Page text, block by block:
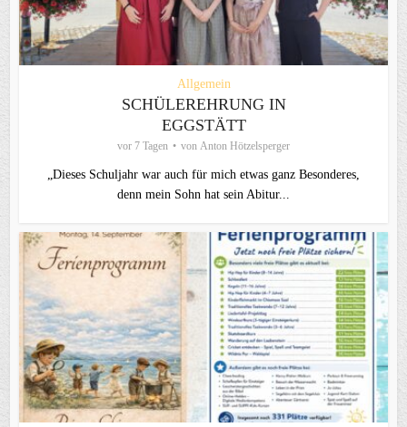
Allgemein
SCHÜLEREHRUNG IN
EGGSTÄTT
vor 7 Tagen von Anton Hötzelsperger
„Dieses Schuljahr war auch für mich etwas ganz Besonderes,
denn mein Sohn hat sein Abitur...